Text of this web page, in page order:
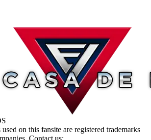
on this fansite are registered trademarks
Contact us: